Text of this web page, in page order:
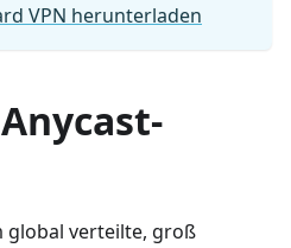
VPN herunterladen
global verteilte, groß